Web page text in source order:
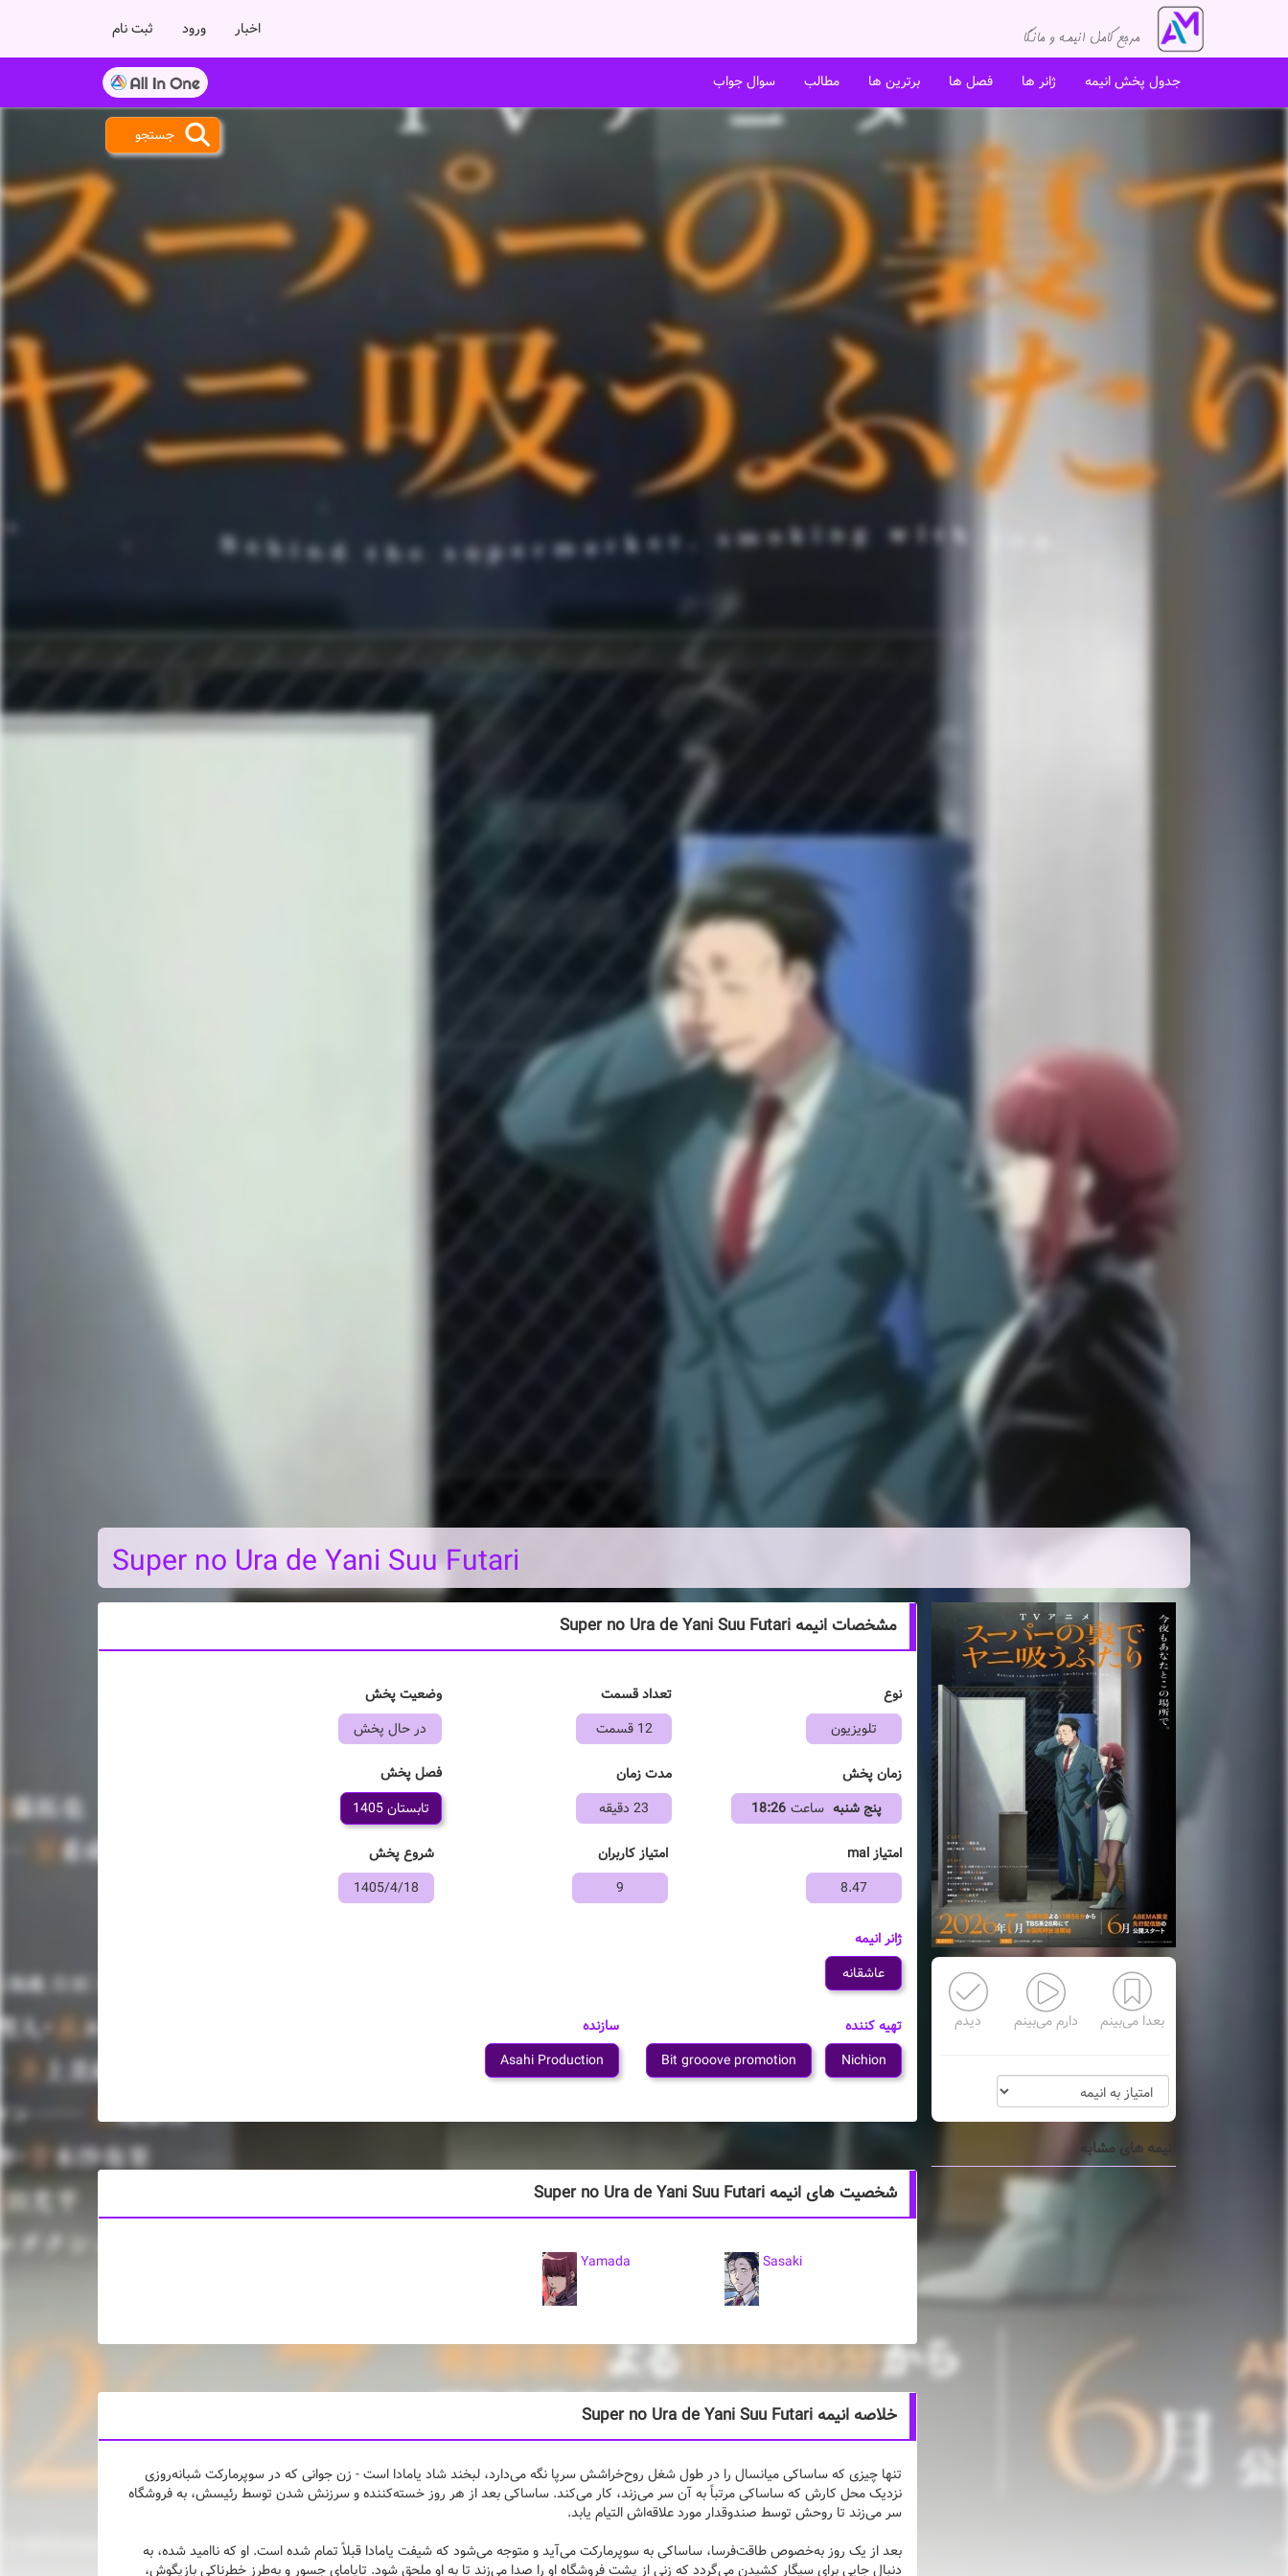
اخبار ورود ثبت نام
جدول پخش انیمه ژانر ها فصل ها برترین ها مطالب سوال جواب
جستجو
Super no Ura de Yani Suu Futari
بعدا می‌بینم دارم می‌بینم دیدم
انیمه های مشابه
مشخصات انیمه Super no Ura de Yani Suu Futari
نوع
تلویزیون
تعداد قسمت
12 قسمت
وضعیت پخش
در حال پخش
زمان پخش
پنج شنبه ساعت 18:26
مدت زمان
23 دقیقه
فصل پخش
تابستان 1405
امتیاز mal
8.47
امتیاز کاربران
9
شروع پخش
1405/4/18
ژانر انیمه
عاشقانه
تهیه کننده
Nichion
Bit grooove promotion
سازنده
Asahi Production
شخصیت های انیمه Super no Ura de Yani Suu Futari
Sasaki
Yamada
خلاصه انیمه Super no Ura de Yani Suu Futari
تنها چیزی که ساساکی میانسال را در طول شغل روح‌خراشش سرپا نگه می‌دارد، لبخند شاد یامادا است - زن جوانی که در سوپرمارکت شبانه‌روزی
نزدیک محل کارش که ساساکی مرتباً به آن سر می‌زند، کار می‌کند. ساساکی بعد از هر روز خسته‌کننده و سرزنش شدن توسط رئیسش، به فروشگاه
سر می‌زند تا روحش توسط صندوقدار مورد علاقه‌اش التیام یابد.
بعد از یک روز به‌خصوص طاقت‌فرسا، ساساکی به سوپرمارکت می‌آید و متوجه می‌شود که شیفت یامادا قبلاً تمام شده است. او که ناامید شده، به
دنبال جایی برای سیگار کشیدن می‌گردد که زنی از پشت فروشگاه او را صدا می‌زند تا به او ملحق شود. تایامای جسور و به‌طرز خطرناکی بازیگوش،